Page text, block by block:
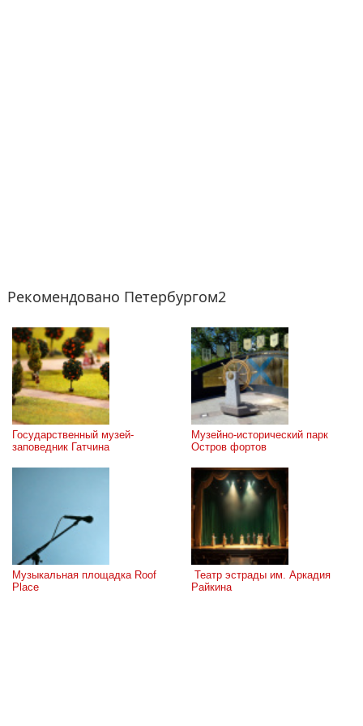
Рекомендовано Петербургом2
Государственный музей-
заповедник Гатчина
Музейно-исторический парк
Остров фортов
Музыкальная площадка Roof
Place
Райкина